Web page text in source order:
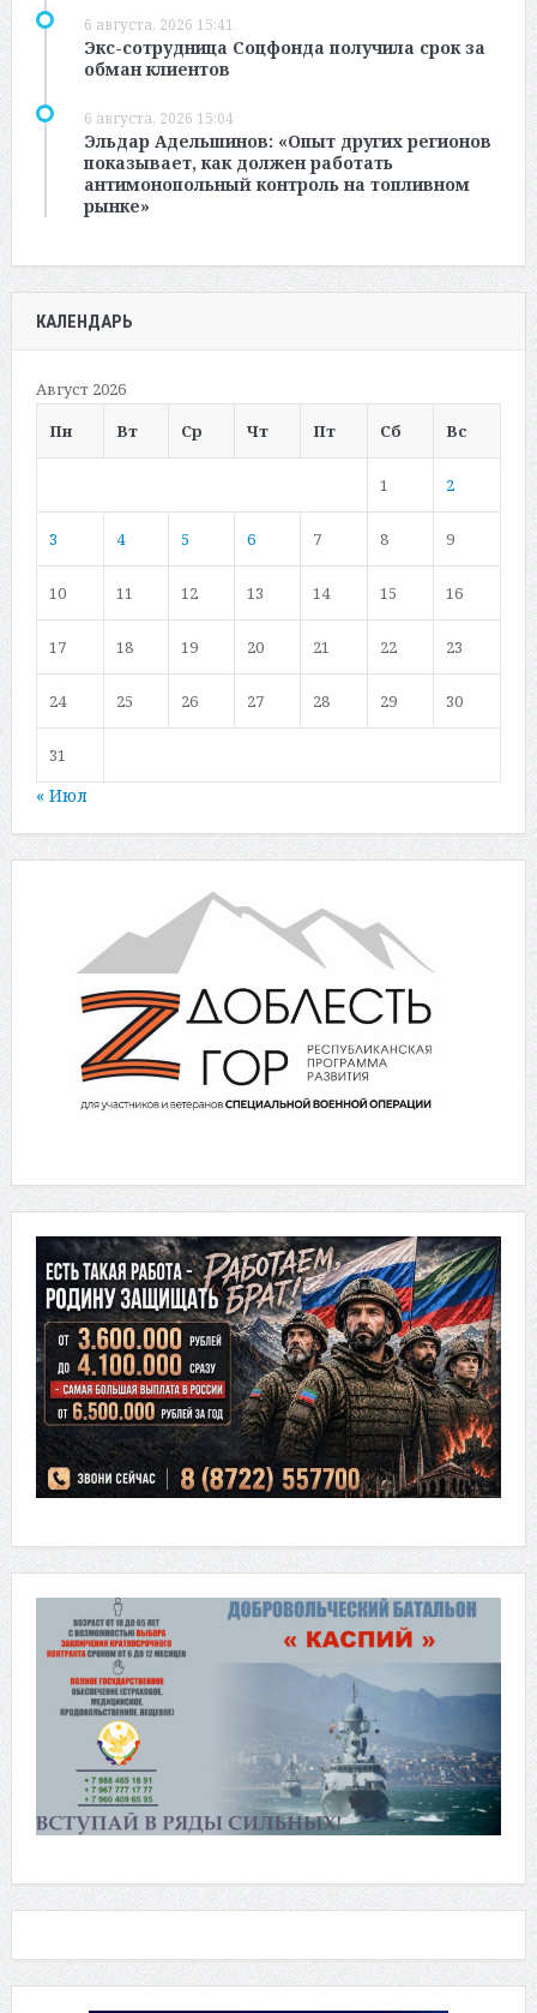
6 августа, 2026 15:41
Экс-сотрудница Соцфонда получила срок за
обман клиентов
6 августа, 2026 15:04
Эльдар Адельшинов: «Опыт других регионов
показывает, как должен работать
антимонопольный контроль на топливном
рынке»
КАЛЕНДАРЬ
Август 2026
Пн
Вт Ср Чт Пт Сб Вс
1 2
3 4 5 6 7 8 9
10 11 12 13 14 15 16
17 18 19 20 21 22 23
24 25 26 27 28 29 30
31
« Июл